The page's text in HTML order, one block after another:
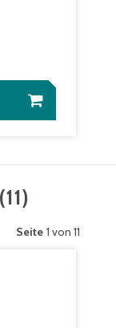
(11)
Seite 1 von 11